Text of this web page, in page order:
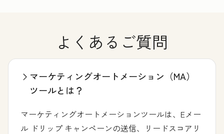
よくあるご質問
マーケティングオートメーション（MA）
ツールとは？
マーケティングオートメーションツールは、Eメー
ル ドリップ キャンペーンの送信、リードスコアリ